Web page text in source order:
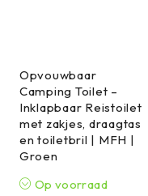
Opvouwbaar
Camping Toilet –
Inklapbaar Reistoilet
met zakjes, draagtas
en toiletbril | MFH |
Groen
Op voorraad